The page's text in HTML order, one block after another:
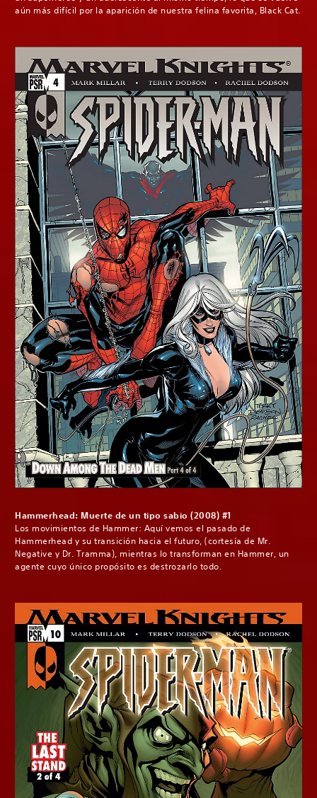
aún más difícil por la aparición de nuestra felina favorita, Black Cat.
Hammerhead: Muerte de un tipo sabio (2008) #1
Los movimientos de Hammer: Aquí vemos el pasado de
Hammerhead y su transición hacia el futuro, (cortesía de Mr.
Negative y Dr. Tramma), mientras lo transforman en Hammer, un
agente cuyo único propósito es destrozarlo todo.